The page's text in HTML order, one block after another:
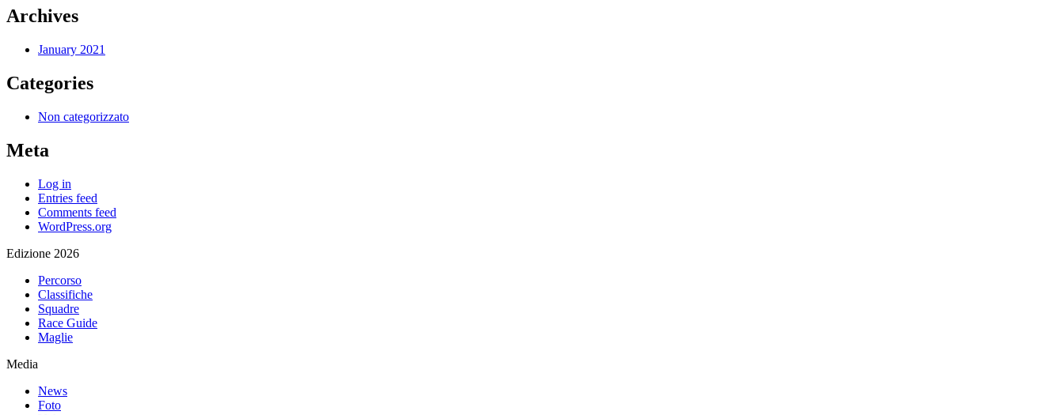
Archives
January 2021
Categories
Non categorizzato
Meta
Log in
Entries feed
Comments feed
WordPress.org
Edizione 2026
Percorso
Classifiche
Squadre
Race Guide
Maglie
Media
News
Foto